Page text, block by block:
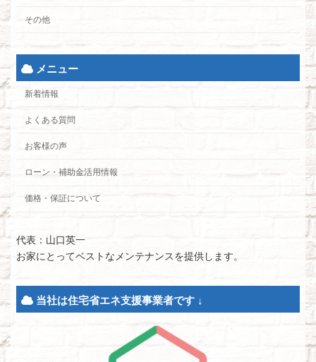
その他
メニュー
新着情報
よくある質問
お客様の声
ローン・補助金活用情報
価格・保証について
代表：山口英一
お家にとってベストなメンテナンスを提供します。
当社は住宅省エネ支援事業者です ↓